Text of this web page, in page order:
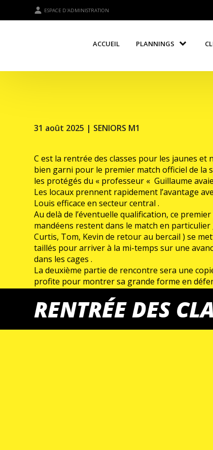
ESPACE D'ADMINISTRATION
ACCUEIL PLANNINGS
RENTRÉE DES
31 août 2025 | SENIORS M1
C est la rentrée des classes pour les jaunes
bien garni pour le premier match officiel de la
les protégés du « professeur « Guillaume
Les locaux prennent rapidement l’avantage
Louis efficace en secteur central .
Au delà de l’éventuelle qualification, ce
mandéens restent dans le match en
Curtis, Tom, Kevin de retour au bercail ) se
taillés pour arriver à la mi-temps sur une
dans les cages .
La deuxième partie de rencontre sera une
profite pour montrer sa grande forme en
Score final 31/28 et Guillaume aura
et difficile match de championnat samedi